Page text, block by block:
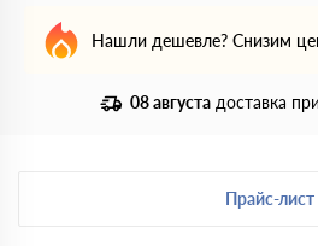
Нашли дешевле? Снизим
08 августа доставка
Прайс-лист